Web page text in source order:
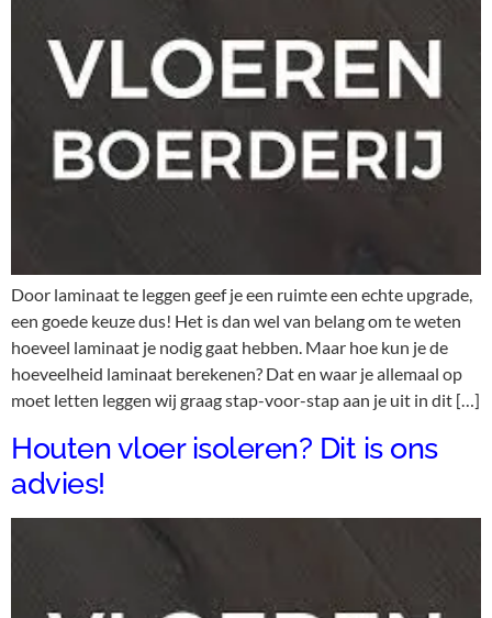
Door laminaat te leggen geef je een ruimte een echte upgrade,
een goede keuze dus! Het is dan wel van belang om te weten
hoeveel laminaat je nodig gaat hebben. Maar hoe kun je de
hoeveelheid laminaat berekenen? Dat en waar je allemaal op
moet letten leggen wij graag stap-voor-stap aan je uit in dit […]
Houten vloer isoleren? Dit is ons
advies!